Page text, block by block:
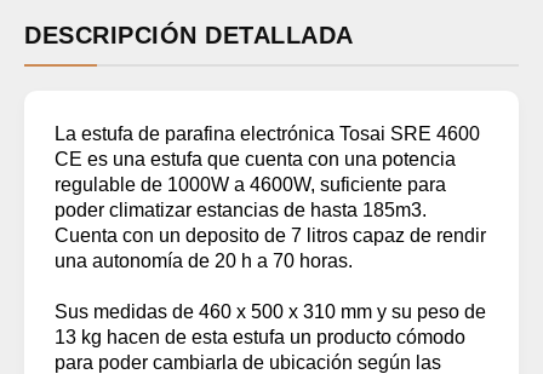
DESCRIPCIÓN DETALLADA
La estufa de parafina electrónica Tosai SRE 4600
CE es una estufa que cuenta con una potencia
regulable de 1000W a 4600W, suficiente para
poder climatizar estancias de hasta 185m3.
Cuenta con un deposito de 7 litros capaz de rendir
una autonomía de 20 h a 70 horas.
Sus medidas de 460 x 500 x 310 mm y su peso de
13 kg hacen de esta estufa un producto cómodo
para poder cambiarla de ubicación según las